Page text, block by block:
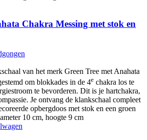
Chakra Messing met stok en
van het merk Green Tree met Anahata
om blokkades in de 4e chakra los te
te bevorderen. Dit is je hartchakra,
Je ontvang de klankschaal compleet
opbergdoos met stok en een groen
10 cm, hoogte 9 cm